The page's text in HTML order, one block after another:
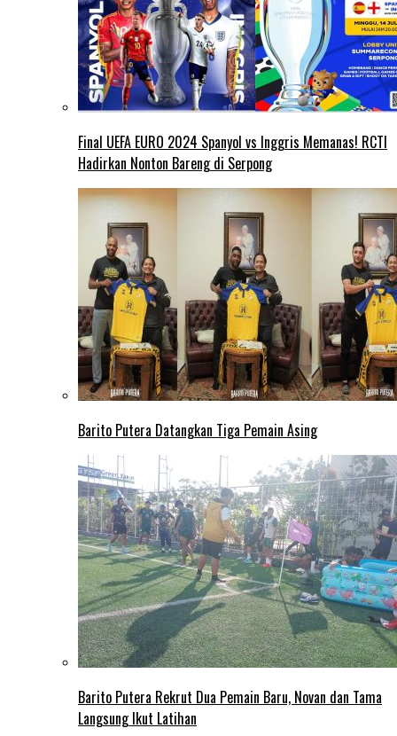
Final UEFA EURO 2024 Spanyol vs Inggris Memanas! RCTI
Hadirkan Nonton Bareng di Serpong
Barito Putera Datangkan Tiga Pemain Asing
Barito Putera Rekrut Dua Pemain Baru, Novan dan Tama
Langsung Ikut Latihan